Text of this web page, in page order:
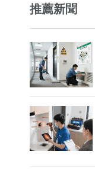
推薦新聞